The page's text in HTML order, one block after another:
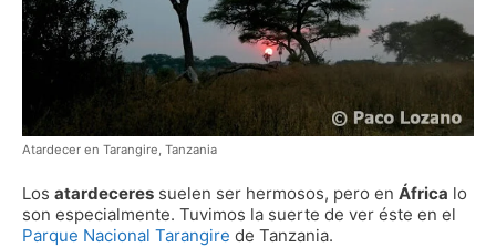
Atardecer en Tarangire, Tanzania
Los atardeceres suelen ser hermosos, pero en África lo
son especialmente. Tuvimos la suerte de ver éste en el
Parque Nacional Tarangire de Tanzania.